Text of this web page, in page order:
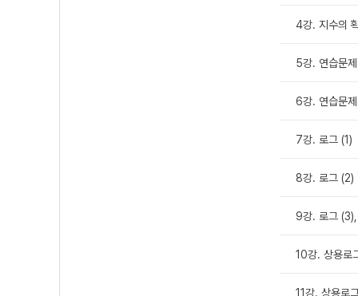
4강. 지수의
5강. 연습문
6강. 연습문
7강. 로그 (1)
8강. 로그 (2)
9강. 로그
10강. 상용로
11강. 상용로